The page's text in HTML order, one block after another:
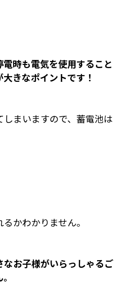
時も電気を使用すること
きなポイントです！
まいますので、蓄電池は
かわかりません。
お子様がいらっしゃるご